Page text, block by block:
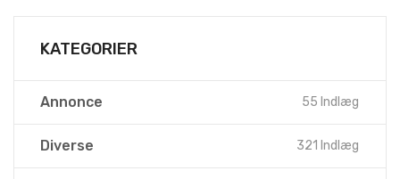
KATEGORIER
Annonce 55 Indlæg
Diverse 321 Indlæg